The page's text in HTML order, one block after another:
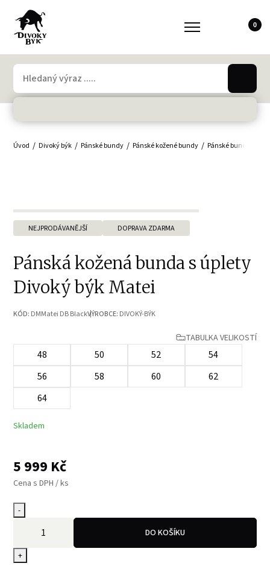
0
Úvod Divoký býk Pánské bundy Pánské kožené bundy Pánské bundy -
NEJPRODÁVANĚJŠÍ DOPRAVA ZDARMA
Pánská kožená bunda s úplety
Divoký býk Matei
KÓD: DMMatei DB BlackVÝROBCE: DIVOKÝ-BÝK
TABULKA VELIKOSTÍ
48 50 52
54
56
58 60
62
64
Skladem
5 999 Kč
Cena s DPH / ks
-
+
DO KOŠÍKU